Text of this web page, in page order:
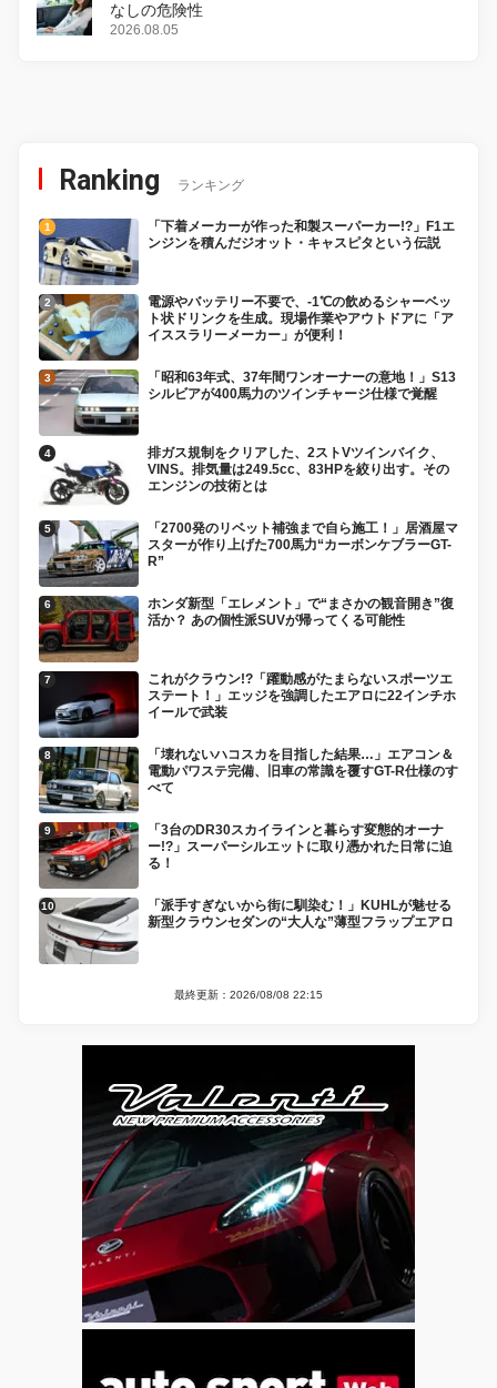
なしの危険性
2026.08.05
Ranking ランキング
「下着メーカーが作った和製スーパーカー!?」F1エ
ンジンを積んだジオット・キャスピタという伝説
電源やバッテリー不要で、-1℃の飲めるシャーベッ
ト状ドリンクを生成。現場作業やアウトドアに「ア
イススラリーメーカー」が便利！
「昭和63年式、37年間ワンオーナーの意地！」S13
シルビアが400馬力のツインチャージ仕様で覚醒
排ガス規制をクリアした、2ストVツインバイク、
VINS。排気量は249.5cc、83HPを絞り出す。その
エンジンの技術とは
「2700発のリベット補強まで自ら施工！」居酒屋マ
スターが作り上げた700馬力“カーボンケブラーGT-
R”
ホンダ新型「エレメント」で“まさかの観音開き”復
活か？ あの個性派SUVが帰ってくる可能性
これがクラウン!?「躍動感がたまらないスポーツエ
ステート！」エッジを強調したエアロに22インチホ
イールで武装
「壊れないハコスカを目指した結果…」エアコン＆
電動パワステ完備、旧車の常識を覆すGT-R仕様のす
べて
「3台のDR30スカイラインと暮らす変態的オーナ
ー!?」スーパーシルエットに取り憑かれた日常に迫
る！
「派手すぎないから街に馴染む！」KUHLが魅せる
新型クラウンセダンの“大人な”薄型フラップエアロ
最終更新：2026/08/08 22:15